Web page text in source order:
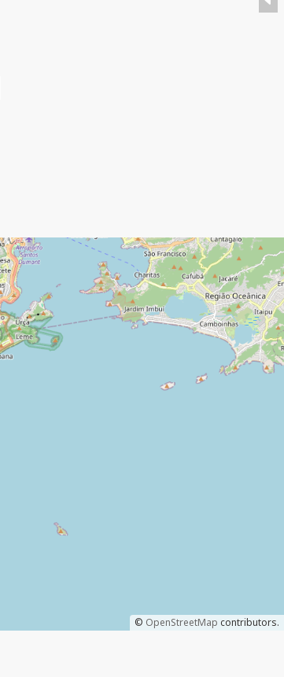
© OpenStreetMap contributors.